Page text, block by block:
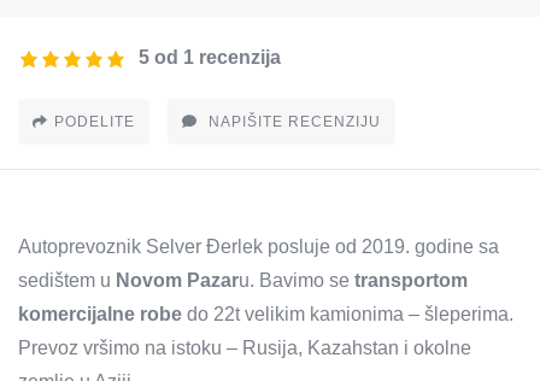
5 od 1 recenzija
PODELITE NAPIŠITE RECENZIJU
Autoprevoznik Selver Đerlek posluje od 2019. godine sa
sedištem u Novom Pazaru. Bavimo se transportom
komercijalne robe do 22t velikim kamionima – šleperima.
Prevoz vršimo na istoku – Rusija, Kazahstan i okolne